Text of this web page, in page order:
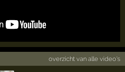
overzicht van alle video's